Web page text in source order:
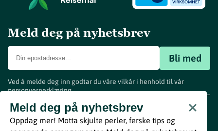
Meld deg på nyhetsbrev
Bli med
Ved å melde deg inn godtar du våre vilkår i henhold til vår
personvernerklæring.
Meld deg på nyhetsbrev
Oppdag mer! Motta skjulte perler, ferske tips og
www.visitvestfold.com
Turistinformasjon